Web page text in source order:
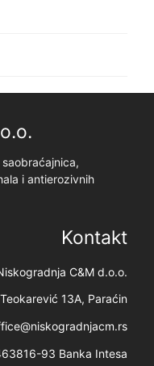
i antierozivnih
Kontakt
C&M d.o.o.
13A, Paraćin
93 Banka Intesa